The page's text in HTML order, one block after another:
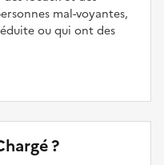
mal-voyantes,
ou qui ont des
?